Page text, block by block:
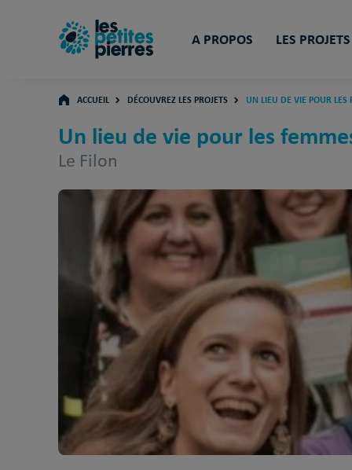
A PROPOS LES PROJETS
ACCUEIL DÉCOUVREZ LES PROJETS UN LIEU DE VIE POUR
Un lieu de vie pour les
Le Filon